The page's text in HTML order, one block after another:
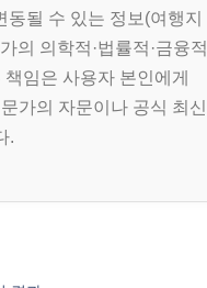
될 수 있는 정보(여행지
의 의학적·법률적·금융적
임은 사용자 본인에게
가의 자문이나 공식 최신
.